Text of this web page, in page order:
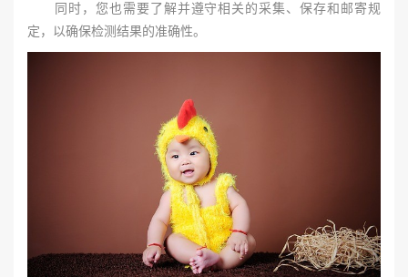
同时，您也需要了解并遵守相关的采集、保存和邮寄规
定，以确保检测结果的准确性。